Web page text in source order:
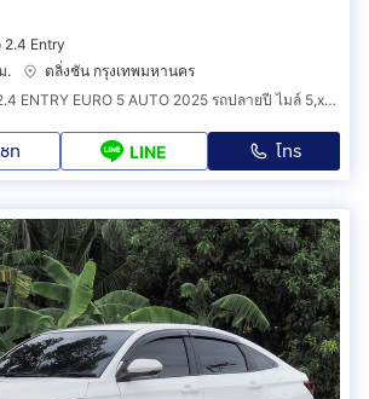
2.4 Entry
.
ตลิ่งชัน กรุงเทพมหานคร
TOYOTA REVO STD 2.4 ENTRY EURO 5 AUTO 2025 รถปลายปี ไมล์ 5,xxx กม.
ท LINE โทร